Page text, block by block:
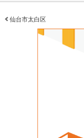
仙台市太白区